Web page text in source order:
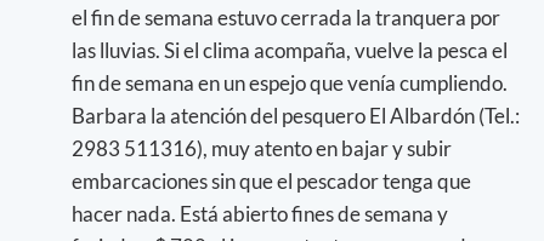
el fin de semana estuvo cerrada la tranquera por
las lluvias. Si el clima acompaña, vuelve la pesca el
fin de semana en un espejo que venía cumpliendo.
Barbara la atención del pesquero El Albardón (Tel.:
2983 511316), muy atento en bajar y subir
embarcaciones sin que el pescador tenga que
hacer nada. Está abierto fines de semana y